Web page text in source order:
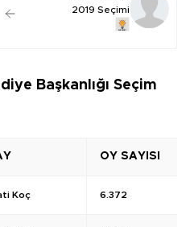
2019 Seçimi
Başkanlığı Seçim
OY SAYISI
Koç 6.372